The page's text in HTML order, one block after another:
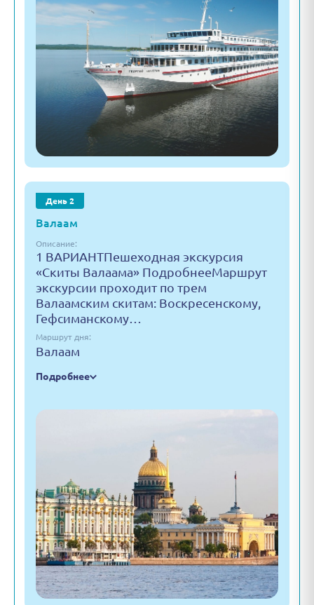
День 2
Валаам
Описание:
1 ВАРИАНТПешеходная экскурсия
«Скиты Валаама» ПодробнееМаршрут
экскурсии проходит по трем
Валаамским скитам: Воскресенскому,
Гефсиманскому…
Маршрут дня:
Валаам
Подробнее